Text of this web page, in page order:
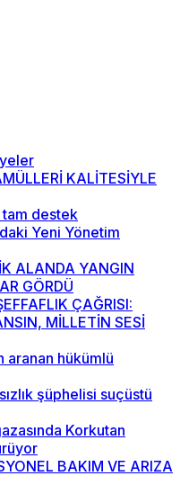
KALİTESİYLE
tam destek
Yeni Yönetim
ALANDA YANGIN
GÖRDÜ
ÇAĞRISI:
MİLLETİN SESİ
aranan hükümlü
şüphelisi suçüstü
Korkutan
BAKIM VE ARIZA